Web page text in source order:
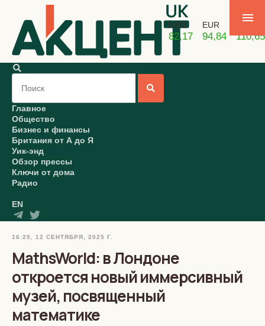
USD
82,17
EUR
94,84 110,65
Главное
Общество
Бизнес и финансы
Британия от А до Я
Уик-энд
Обзор прессы
Ключи от дома
Радио
EN
16:25, 12 СЕНТЯБРЯ, 2025 Г.
MathsWorld: в Лондоне
откроется новый иммерсивный
музей, посвященный
математике